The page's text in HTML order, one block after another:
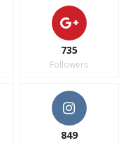
735
Followers
849